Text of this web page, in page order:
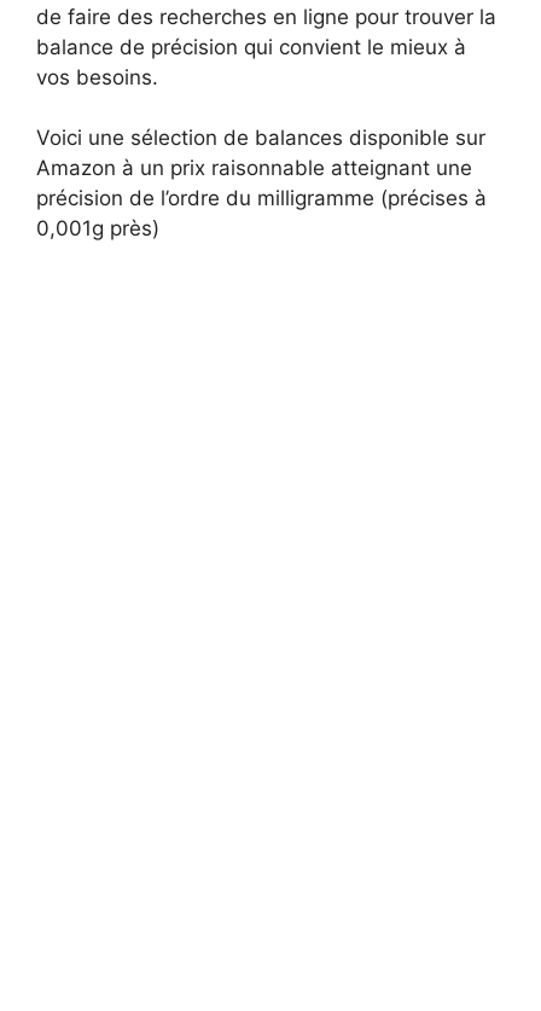
de faire des recherches en ligne pour trouver la
balance de précision qui convient le mieux à
vos besoins.
Voici une sélection de balances disponible sur
Amazon à un prix raisonnable atteignant une
précision de l’ordre du milligramme (précises à
0,001g près)